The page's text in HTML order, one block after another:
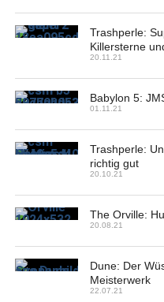
Trashperle:
Killersterne
20.11.21
Babylon 5:
01.11.21
Trashperle:
richtig gut
20.10.21
The Orville:
20.08.21
Dune: Der
Meisterwerk
22.07.21